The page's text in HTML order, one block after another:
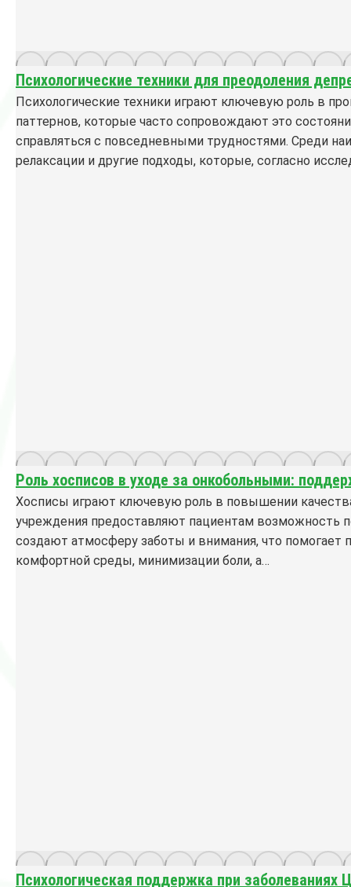
Психологические техники для преодоления
Психологические техники играют ключевую роль в
паттернов, которые часто сопровождают это
справляться с повседневными трудностями. Среди
релаксации и другие подходы, которые, согласно
Роль хосписов в уходе за онкобольными:
Хосписы играют ключевую роль в повышении
учреждения предоставляют пациентам возможность
создают атмосферу заботы и внимания, что помогает
комфортной среды, минимизации боли, а…
Психологическая поддержка при